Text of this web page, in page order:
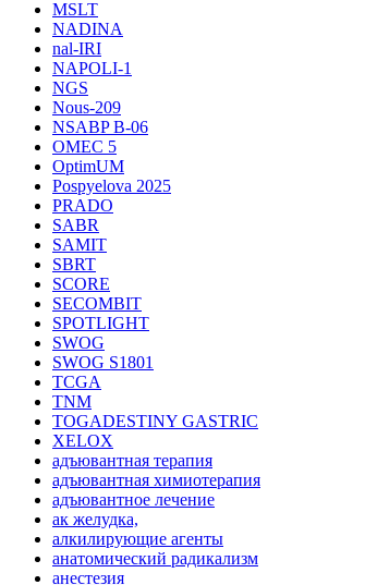
MSLT
NADINA
nal-IRI
NAPOLI-1
NGS
Nous-209
NSABP B-06
OMEC 5
OptimUM
Pospyelova 2025
PRADO
SABR
SAMIT
SBRT
SCORE
SECOMBIT
SPOTLIGHT
SWOG
SWOG S1801
TCGA
TNM
TOGADESTINY GASTRIC
XELOX
адъювантная терапия
адъювантная химиотерапия
адъювантное лечение
ак желудка,
алкилирующие агенты
анатомический радикализм
анестезия